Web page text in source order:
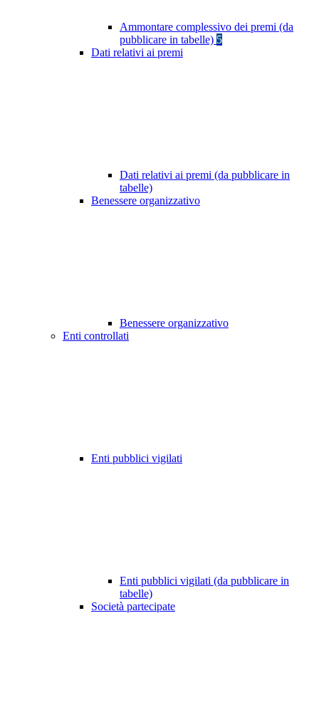
Ammontare complessivo dei premi (da
pubblicare in tabelle) 5
Dati relativi ai premi
Dati relativi ai premi (da pubblicare in
tabelle)
Benessere organizzativo
Benessere organizzativo
Enti controllati
Enti pubblici vigilati
Enti pubblici vigilati (da pubblicare in
tabelle)
Società partecipate